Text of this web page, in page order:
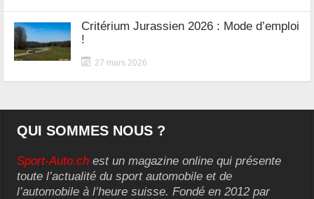
Critérium Jurassien 2026 : Mode d’emploi
!
27 mars 2026
QUI SOMMES NOUS ?
Sport-Auto.ch est un magazine online qui présente
toute l’actualité du sport automobile et de
l’automobile à l’heure suisse. Fondé en 2012 par